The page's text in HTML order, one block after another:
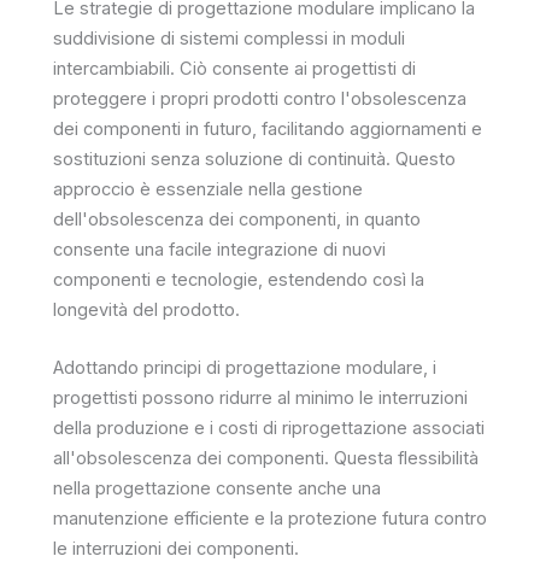
Le strategie di progettazione modulare implicano la
suddivisione di sistemi complessi in moduli
intercambiabili. Ciò consente ai progettisti di
proteggere i propri prodotti contro l'obsolescenza
dei componenti in futuro, facilitando aggiornamenti e
sostituzioni senza soluzione di continuità. Questo
approccio è essenziale nella gestione
dell'obsolescenza dei componenti, in quanto
consente una facile integrazione di nuovi
componenti e tecnologie, estendendo così la
longevità del prodotto.
Adottando principi di progettazione modulare, i
progettisti possono ridurre al minimo le interruzioni
della produzione e i costi di riprogettazione associati
all'obsolescenza dei componenti. Questa flessibilità
nella progettazione consente anche una
manutenzione efficiente e la protezione futura contro
le interruzioni dei componenti.